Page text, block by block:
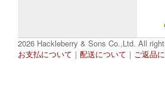
2026 Hackleberry & Sons Co.,Ltd. All
お支払について ｜ 配送について ｜ ご返品